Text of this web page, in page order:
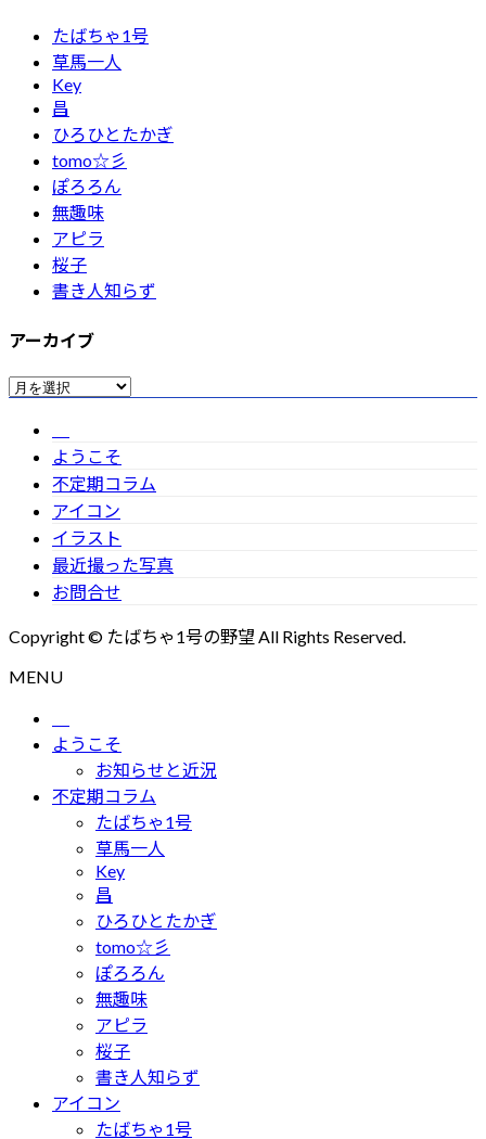
たばちゃ1号
草馬一人
Key
昌
ひろひとたかぎ
tomo☆彡
ぽろろん
無趣味
アピラ
桜子
書き人知らず
アーカイブ
ア
ようこそ
不定期コラム
アイコン
イラスト
最近撮った写真
お問合せ
Copyright © たばちゃ1号の野望 All Rights Reserved.
MENU
ようこそ
お知らせと近況
不定期コラム
たばちゃ1号
草馬一人
Key
昌
ひろひとたかぎ
tomo☆彡
ぽろろん
無趣味
アピラ
桜子
書き人知らず
アイコン
たばちゃ1号